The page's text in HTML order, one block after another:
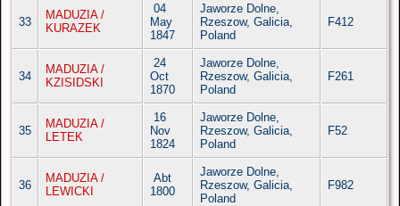
33
MADUZIA /
KURAZEK
04
May
1847
Jaworze Dolne,
Rzeszow, Galicia,
Poland
F412
34
MADUZIA /
KZISIDSKI
24
Oct
1870
Jaworze Dolne,
Rzeszow, Galicia,
Poland
F261
35
MADUZIA /
LETEK
16
Nov
1824
Jaworze Dolne,
Rzeszow, Galicia,
Poland
F52
36
MADUZIA /
LEWICKI
Abt
1800
Jaworze Dolne,
Rzeszow, Galicia,
Poland
F982